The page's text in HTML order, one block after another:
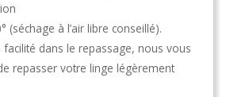
(séchage à l’air libre conseillé).
facilité dans le repassage, nous vous
repasser votre linge légèrement